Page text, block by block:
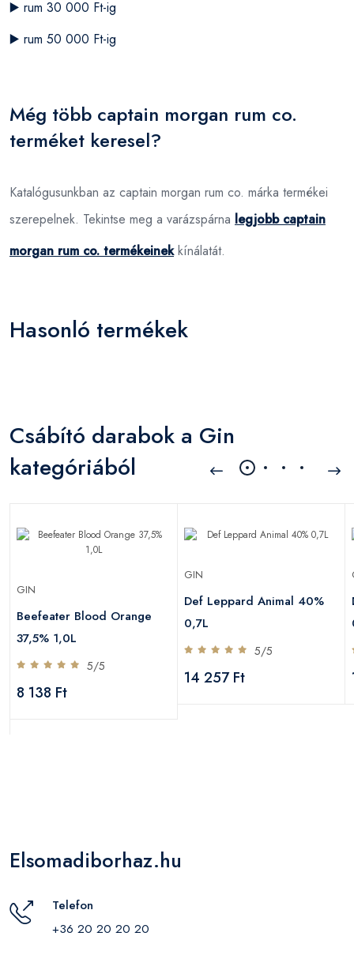
▶️ rum 30 000 Ft-ig
▶️ rum 50 000 Ft-ig
Még több captain morgan rum co.
terméket keresel?
Katalógusunkban az captain morgan rum co. márka termékei
szerepelnek. Tekintse meg a varázspárna legjobb captain
morgan rum co. termékeinekkínálatát.
Hasonló termékek
Csábító darabok a Gin
kategóriából
GIN
Beefeater Blood Orange
37,5% 1,0L
5/5
8 138 Ft
GIN
Def Leppard Animal 40%
0,7L
5/5
14 257 Ft
Elsomadiborhaz.hu
Telefon
+36 20 20 20 20